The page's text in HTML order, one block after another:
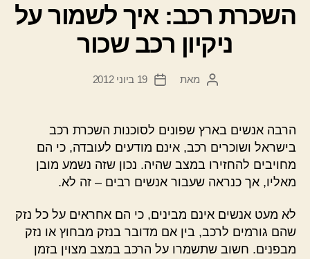
השכרת רכב: איך לשמור על
ניקיון רכב שכור
המחבר
מאת
תאריך
19 ביוני 2012
הרבה אנשים בארץ שפונים לסוכנות השכרת רכב
בישראל ושוכרים רכב, אינם מודעים לעובדה, כי הם
מחויבים להחזירו במצב שהיה. נכון שזה נשמע מובן
מאליו, אך כנראה שעבור אנשים רבים – זה לא.
לא מעט אנשים אינם מבינים, כי הם אחראים על כל נזק
שהם גורמים לרכב, בין אם מדובר בנזק מבחוץ או נזק
מבפנים. חשוב שתשמרו על הרכב במצב מצוין בזמן